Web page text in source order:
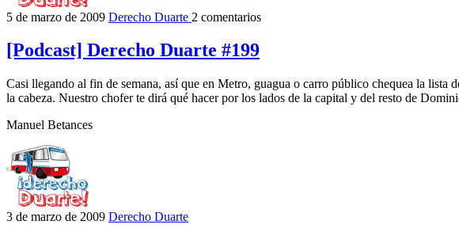
5 de marzo de 2009 Derecho Duarte 2 comentarios
[Podcast] Derecho Duarte #199
Casi llegando al fin de semana, así que en Metro, guagua o carro público chequea la
la cabeza. Nuestro chofer te dirá qué hacer por los lados de la capital y del resto de
Manuel Betances
3 de marzo de 2009 Derecho Duarte